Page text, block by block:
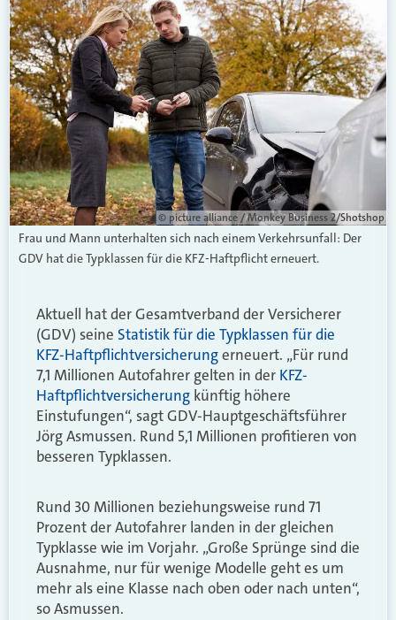
© picture alliance / Monkey Business 2/Shotshop
Frau und Mann unterhalten sich nach einem Verkehrsunfall: Der
GDV hat die Typklassen für die KFZ-Haftpflicht erneuert.
Aktuell hat der Gesamtverband der Versicherer
(GDV) seine Statistik für die Typklassen für die
KFZ-Haftpflichtversicherungerneuert. „Für rund
7,1 Millionen Autofahrer gelten in der KFZ-
Haftpflichtversicherung künftig höhere
Einstufungen“, sagt GDV-Hauptgeschäftsführer
Jörg Asmussen. Rund 5,1 Millionen profitieren von
besseren Typklassen.
Rund 30 Millionen beziehungsweise rund 71
Prozent der Autofahrer landen in der gleichen
Typklasse wie im Vorjahr. „Große Sprünge sind die
Ausnahme, nur für wenige Modelle geht es um
mehr als eine Klasse nach oben oder nach unten“,
so Asmussen.